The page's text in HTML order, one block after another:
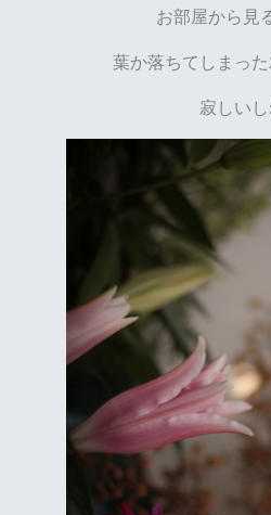
お部屋から見
葉か落ちてしまっ
寂しい